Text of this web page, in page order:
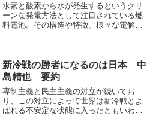
水素と酸素から水が発生するというクリ
ーンな発電方法として注目されている燃
料電池。その構造や特徴、様々な電解質
新冷戦の勝者になるのは日本 中
島精也 要約
専制主義と民主主義の対立が続いてお
り、この対立によって世界は新冷戦とよ
ばれる不安定な状態に入ったともいわれ